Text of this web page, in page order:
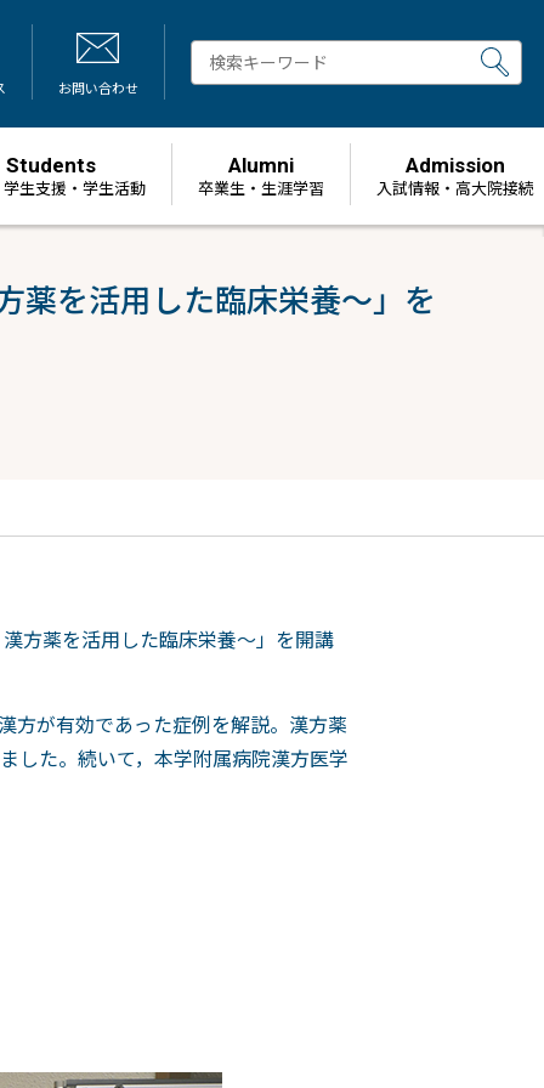
お問い合わせ
Students
生支援・学生活動
Alumni
卒業生・生涯学習
Admission
⼊試情報・高大院接続
薬を活用した臨床栄養～」を
方薬を活用した臨床栄養～」を開講
方が有効であった症例を解説。漢方薬
した。続いて，本学附属病院漢方医学